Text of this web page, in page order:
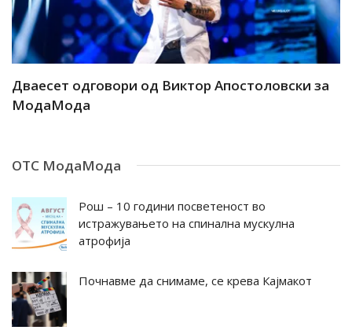
Дваесет одговори од Виктор Апостоловски за
МодаМода
ОТС МодаМода
Рош – 10 години посветеност во
истражувањето на спинална мускулна
атрофија
Почнавме да снимаме, се крева Кајмакот